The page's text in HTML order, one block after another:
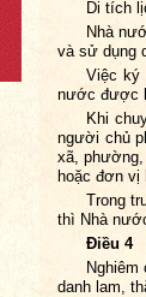
Di tích
Nhà
và sử dụng
Việc ký
nước được
Khi
người chủ
xã,
hoặc đơn vị
Trong
thì Nhà
Điều 4
danh lam,